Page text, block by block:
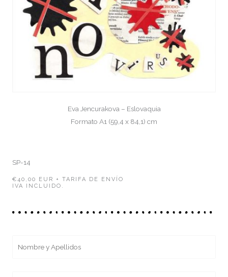
Eva Jencurakova – Eslovaquia
Formato A1 (59,4 x 84,1) cm
SP-14
€40,00 EUR + TARIFA DE ENVÍO
IVA INCLUIDO.